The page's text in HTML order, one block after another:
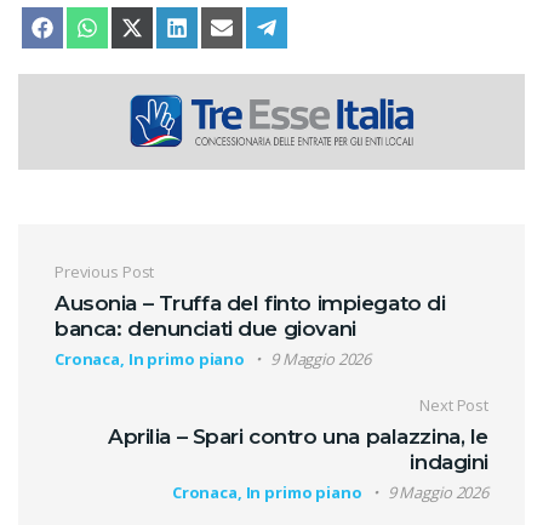
SHARE ON
FACEBOOKSHARE ON
WHATSAPPSHARE ON
X (TWITTER)
SHARE ON
LINKEDINSHARE ON
EMAIL
Navigazione articoli
Previous Post
Ausonia – Truffa del finto impiegato di
banca: denunciati due giovani
Cronaca, In primo piano 9 Maggio 2026
Next Post
Aprilia – Spari contro una palazzina, le
indagini
Cronaca, In primo piano 9 Maggio 2026